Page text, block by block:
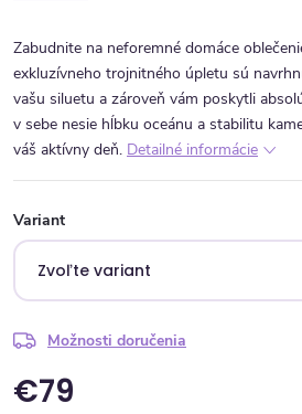
Zabudnite na neforemné domáce
exkluzívneho trojnitného úpletu sú
vašu siluetu a zároveň vám poskytli
v sebe nesie hĺbku oceánu a stabilitu
váš aktívny deň. Detailné informácie
Variant
Možnosti doručenia
€79